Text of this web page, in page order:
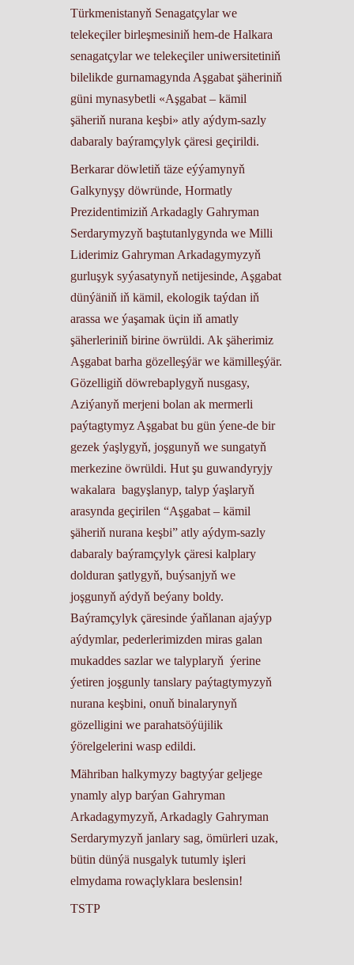
Türkmenistanyň Senagatçylar we
telekeçiler birleşmesiniň hem-de Halkara
senagatçylar we telekeçiler uniwersitetiniň
bilelikde gurnamagynda Aşgabat şäheriniň
güni mynasybetli «Aşgabat – kämil
şäheriň nurana keşbi» atly aýdym-sazly
dabaraly baýramçylyk çäresi geçirildi.
Berkarar döwletiň täze eýýamynyň
Galkynyşy döwründe, Hormatly
Prezidentimiziň Arkadagly Gahryman
Serdarymyzyň baştutanlygynda we Milli
Liderimiz Gahryman Arkadagymyzyň
gurluşyk syýasatynyň netijesinde, Aşgabat
dünýäniň iň kämil, ekologik taýdan iň
arassa we ýaşamak üçin iň amatly
şäherleriniň birine öwrüldi. Ak şäherimiz
Aşgabat barha gözelleşýär we kämilleşýär.
Gözelligiň döwrebaplygyň nusgasy,
Aziýanyň merjeni bolan ak mermerli
paýtagtymyz Aşgabat bu gün ýene-de bir
gezek ýaşlygyň, joşgunyň we sungatyň
merkezine öwrüldi. Hut şu guwandyryjy
wakalara bagyşlanyp, talyp ýaşlaryň
arasynda geçirilen “Aşgabat – kämil
şäheriň nurana keşbi” atly aýdym-sazly
dabaraly baýramçylyk çäresi kalplary
dolduran şatlygyň, buýsanjyň we
joşgunyň aýdyň beýany boldy.
Baýramçylyk çäresinde ýaňlanan ajaýyp
aýdymlar, pederlerimizden miras galan
mukaddes sazlar we talyplaryň ýerine
ýetiren joşgunly tanslary paýtagtymyzyň
nurana keşbini, onuň binalarynyň
gözelligini we parahatsöýüjilik
ýörelgelerini wasp edildi.
Mähriban halkymyzy bagtyýar geljege
ynamly alyp barýan Gahryman
Arkadagymyzyň, Arkadagly Gahryman
Serdarymyzyň janlary sag, ömürleri uzak,
bütin dünýä nusgalyk tutumly işleri
elmydama rowaçlyklara beslensin!
TSTP